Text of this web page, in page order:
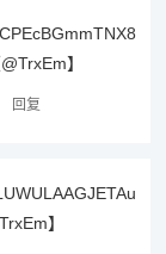
】
回复
】